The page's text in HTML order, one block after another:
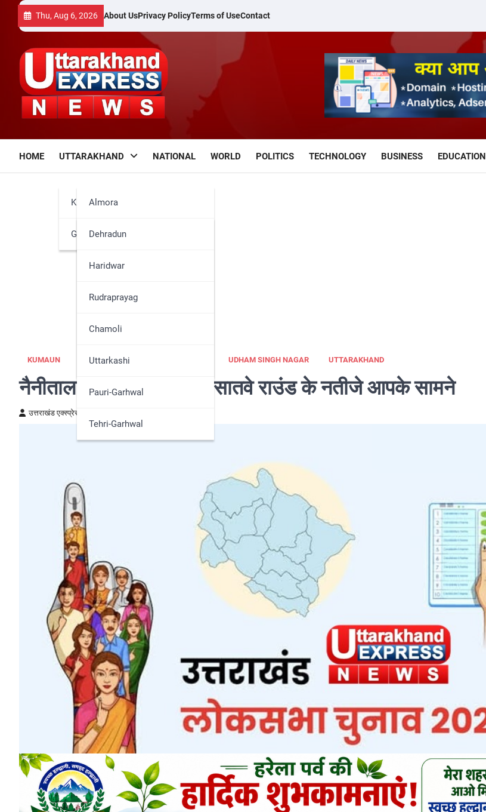
content
Thu, Aug 6, 2026 About UsPrivacy PolicyTerms of UseContact
HOME UTTARAKHAND
KumaunAlmora
Bageshwar
Champawat
Nainital
Pithoragarh
Udham Singh Nagar
GarhwalDehradun
Haridwar
Rudraprayag
Chamoli
Uttarkashi
Pauri-Garhwal
Tehri-Garhwal
NATIONAL WORLD POLITICS TECHNOLOGY BUSINESS EDUCATION
KUMAUN NAINITAL UDHAM SINGH NAGAR UTTARAKHAND
नैनीताल-उधम सिंह नगर के सातवे राउंड के नतीजे आपके सामने
उत्तराखंड एक्स्प्रेस न्यूज़